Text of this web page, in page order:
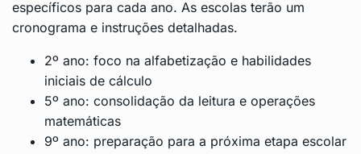
específicos para cada ano. As escolas terão um
cronograma e instruções detalhadas.
2º ano: foco na alfabetização e habilidades
iniciais de cálculo
5º ano: consolidação da leitura e operações
matemáticas
9º ano: preparação para a próxima etapa escolar